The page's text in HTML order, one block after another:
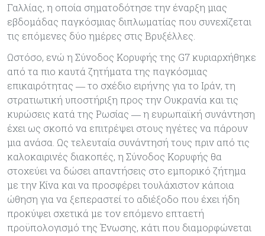
Γαλλίας, η οποία σηματοδότησε την έναρξη μιας
εβδομάδας παγκόσμιας διπλωματίας που συνεχίζεται
τις επόμενες δύο ημέρες στις Βρυξέλλες.
Ωστόσο, ενώ η Σύνοδος Κορυφής της G7 κυριαρχήθηκε
από τα πιο καυτά ζητήματα της παγκόσμιας
επικαιρότητας ― το σχέδιο ειρήνης για το Ιράν, τη
στρατιωτική υποστήριξη προς την Ουκρανία και τις
κυρώσεις κατά της Ρωσίας ― η ευρωπαϊκή συνάντηση
έχει ως σκοπό να επιτρέψει στους ηγέτες να πάρουν
μια ανάσα. Ως τελευταία συνάντησή τους πριν από τις
καλοκαιρινές διακοπές, η Σύνοδος Κορυφής θα
στοχεύει να δώσει απαντήσεις στο εμπορικό ζήτημα
με την Κίνα και να προσφέρει τουλάχιστον κάποια
ώθηση για να ξεπεραστεί το αδιέξοδο που έχει ήδη
προκύψει σχετικά με τον επόμενο επταετή
προϋπολογισμό της Ένωσης, κάτι που διαμορφώνεται